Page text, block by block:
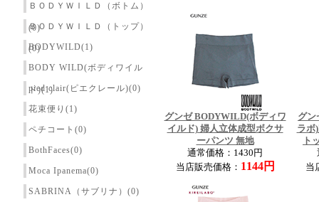
ＢＯＤＹＷＩＬＤ（ボトム）
(0)
ＢＯＤＹＷＩＬＤ（トップ）
(0)
BODYWILD(1)
BODY WILD(ボディワイル
ド)(1)
pied clair(ピエクレール)(0)
花束便り(1)
ペチコート(0)
BothFaces(0)
Moca Ipanema(0)
SABRINA（サブリナ）(0)
グンゼ BODYWILD(ボディワ
イルド) 婦人立体成型ボクサ
ーパンツ 無地
通常価格：1430円
当店販売価格： 1144円
グ
ラボ
ト
当